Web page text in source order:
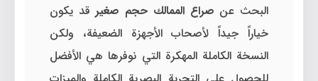
البحث عن صراع الممالك حجم صغيرقد يكون
خياراً جيداً لأصحاب الأجهزة الضعيفة، ولكن
النسخة الكاملة المهكرة التي نوفرها هي الأفضل